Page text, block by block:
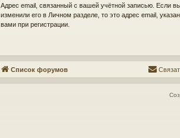
Адрес email, связанный с вашей учётной записью. Если
изменили его в Личном разделе, то это адрес email,
вами при регистрации.
Список форумов